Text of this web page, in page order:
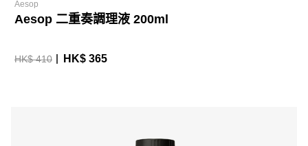
Aesop
Aesop 二重奏調理液 200ml
HK$ 410 HK$ 365